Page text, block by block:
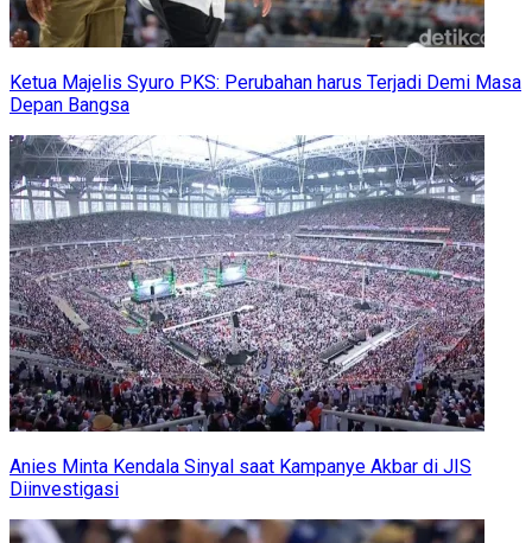
Ketua Majelis Syuro PKS: Perubahan harus Terjadi Demi Masa
Depan Bangsa
Anies Minta Kendala Sinyal saat Kampanye Akbar di JIS
Diinvestigasi